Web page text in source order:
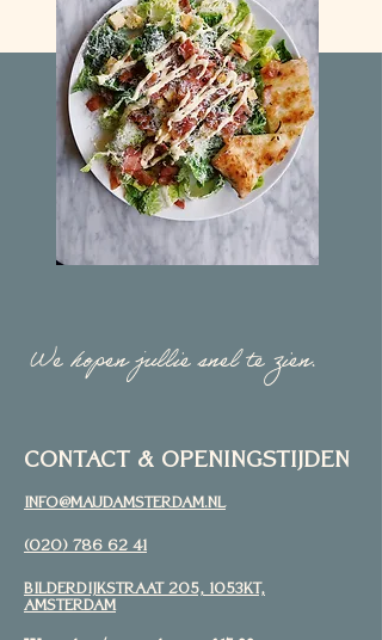
We hopen jullie snel te zien.
CONTACT & openingstijden
info@maudamsterdam.nl
(020) 786 62 41
Bilderdijkstraat 205, 1053KT,
Amsterdam